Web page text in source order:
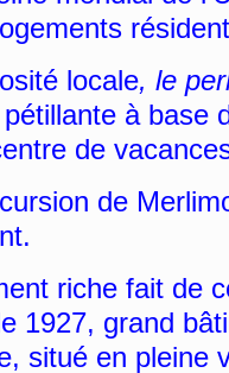
locale, le
à
de
de
riche fait de
1927, grand
situé en pleine